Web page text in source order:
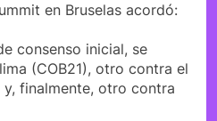
en Bruselas acordó:
consenso inicial, se
(COB21), otro contra el
finalmente, otro contra